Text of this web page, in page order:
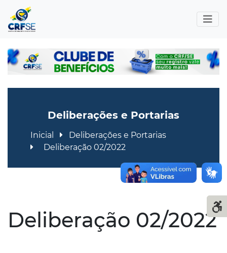
Deliberações e Portarias
Inicial
Deliberações e Portarias
Deliberação 02/2022
Deliberação 02/2022